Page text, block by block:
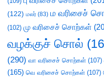
(122) மலர் (83) ம வரிசைச்
(102) மு வரிசைச் சொற்கள்
வழக்குச் சொல்
(290) வா வரிசைச் சொற்கள் (107)
(165) வெ வரிசைச் சொற்கள் (107)